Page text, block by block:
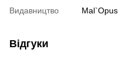
Видавництво Mal`Opus
Відгуки